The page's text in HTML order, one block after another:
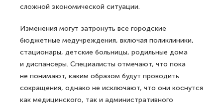
сложной экономической ситуации.
Изменения могут затронуть все городские
бюджетные медучреждения, включая поликлиники,
стационары, детские больницы, родильные дома
и диспансеры. Специалисты отмечают, что пока
не понимают, каким образом будут проводить
сокращения, однако не исключают, что они коснутся
как медицинского, так и административного